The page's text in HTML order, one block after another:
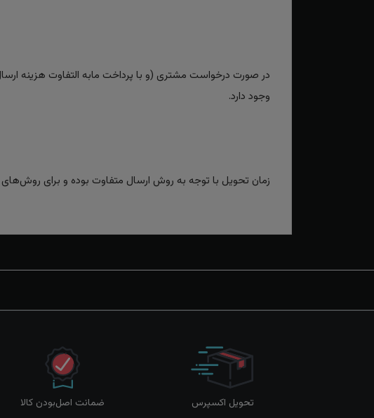
در صورت درخواست مشتری (و با پرداخت مابه التفاوت هزینه
وجود دارد.
زمان تحویل با توجه به روش ارسال متفاوت بوده و برای روش‌های سریع بین 2 تا 3 روز و در حالت معمول
تحویل اکسپرس ضمانت اصل‌بودن کالا